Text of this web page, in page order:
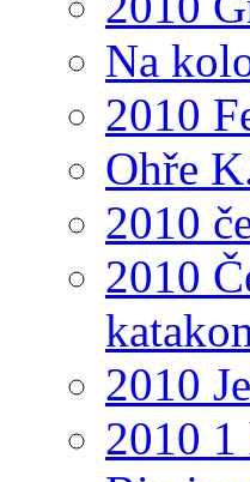
Na
2010
Ohře
2010
2010
2010
2010 1